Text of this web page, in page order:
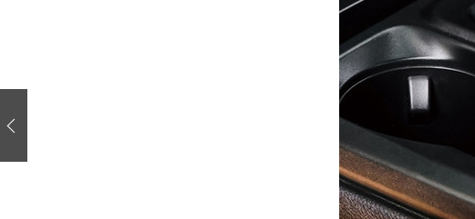
注目の記事
ショップレポート
自動車豆知識
ディテイリング
ヘッドライト磨き